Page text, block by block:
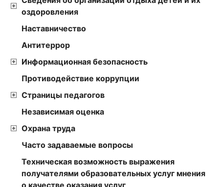
оздоровления
Наставничество
Антитеррор
Информационная безопасность
Противодействие коррупции
Страницы педагогов
Независимая оценка
Охрана труда
Часто задаваемые вопросы
Техническая возможность выражения
получателями образовательных услуг мнения